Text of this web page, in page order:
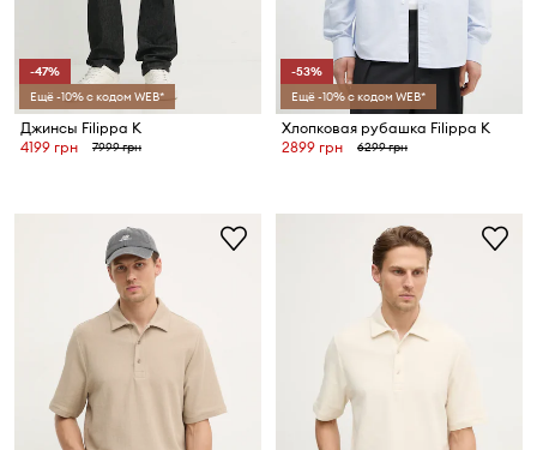
-47%
Ещё -10% с кодом WEB*
Джинсы Filippa K
4199 грн
7999 грн
-53%
Ещё -10% с кодом WEB*
Хлопковая рубашка Filippa K
2899 грн
6299 грн